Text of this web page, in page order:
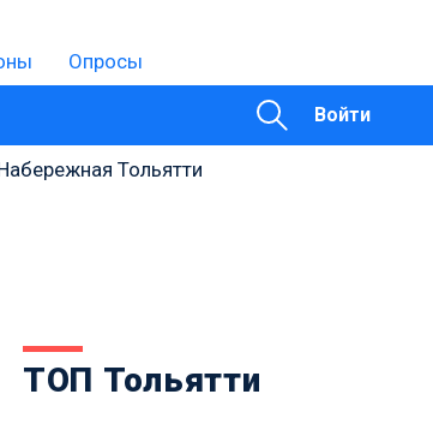
Опросы
Войти
Тольятти
ТОП Тольятти